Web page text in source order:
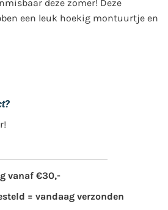
deze zomer! Deze
een leuk hoekig montuurtje en
vanaf €30,-
= vandaag verzonden